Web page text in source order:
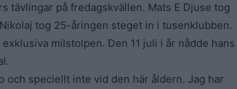
tävlingar på fredagskvällen. Mats E Djuse tog
tog 25-åringen steget in i tusenklubben.
milstolpen. Den 11 juli i år nådde hans
och speciellt inte vid den här åldern. Jag har